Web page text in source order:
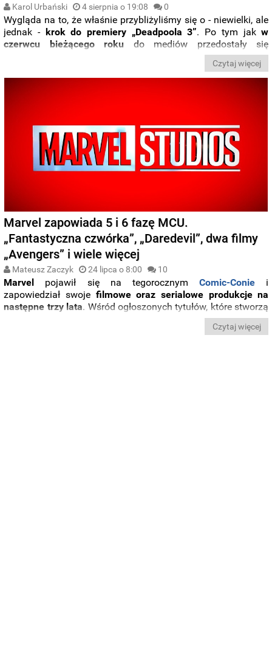
Karol Urbański 4 sierpnia o 19:08 0
Wygląda na to, że właśnie przybliżyliśmy się o - niewielki, ale
jednak - krok do premiery „Deadpoola 3”. Po tym jakw
czerwcu bieżącego roku do mediów przedostały się
wczesnym etapie produkcyjnym trzeciej części
posunęły się
jeszcze dalej. Przygotowujący się do wejścia na planRyan
Czytaj więcej
Marvel zapowiada 5 i 6 fazę MCU.
„Fantastyczna czwórka”, „Daredevil”, dwa filmy
„Avengers” i wiele więcej
Mateusz Zaczyk 24 lipca o 8:00 10
Marvel pojawił się na tegorocznymComic-Conie i
zapowiedział swojefilmowe oraz serialowe produkcje na
następne trzy lata. Wśród ogłoszonych tytułów, które stworzą
, znalazły się między innymi:nowy
film o Fantastycznej
Czytaj więcej